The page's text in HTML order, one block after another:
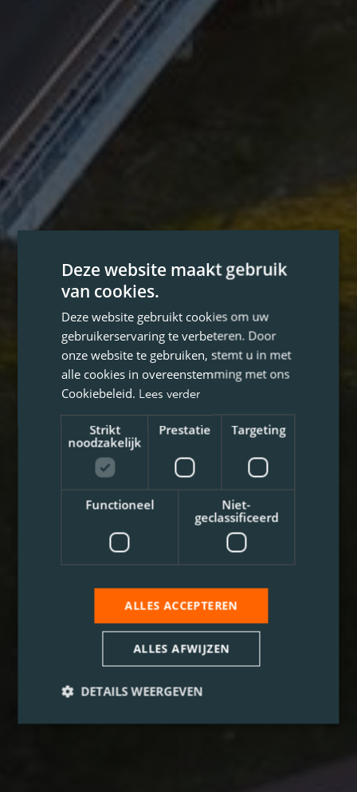
Deze website maakt gebruik
van cookies.
Deze website gebruikt cookies om uw
gebruikerservaring te verbeteren. Door
onze website te gebruiken, stemt u in met
alle cookies in overeenstemming met ons
Cookiebeleid. Lees verder
Strikt
noodzakelijk
Prestatie Targeting
Functioneel
Niet-
geclassificeerd
ALLES ACCEPTEREN
ALLES AFWIJZEN
DETAILS WEERGEVEN